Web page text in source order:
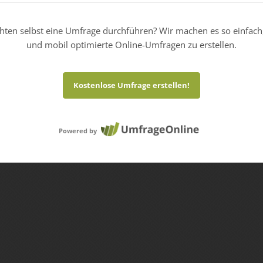
selbst eine Umfrage durchführen? Wir machen es so
und mobil optimierte Online-Umfragen zu erstellen.
Kostenlose Umfrage erstellen!
Powered by